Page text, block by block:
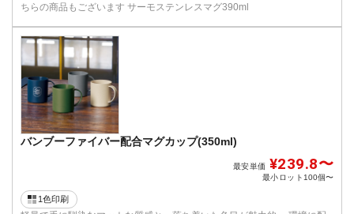
ちらの商品もございます サーモステンレスマグ390ml
バンブーファイバー配合マグカップ(350ml)
最安単価 ¥239.8〜
最小ロット100個〜
1色印刷